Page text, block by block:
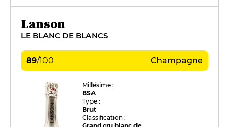
Lanson
LE BLANC DE BLANCS
89/100 Champagne
Millésime :
BSA
Type :
Brut
Classification :